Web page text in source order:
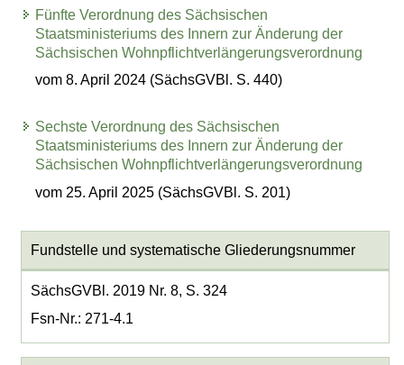
Fünfte Verordnung des Sächsischen
Staatsministeriums des Innern zur Änderung der
Sächsischen Wohnpflichtverlängerungsverordnung
vom 8. April 2024 (SächsGVBl. S. 440)
Sechste Verordnung des Sächsischen
Staatsministeriums des Innern zur Änderung der
Sächsischen Wohnpflichtverlängerungsverordnung
vom 25. April 2025 (SächsGVBl. S. 201)
Fundstelle und systematische Gliederungsnummer
SächsGVBl. 2019 Nr. 8, S. 324
Fsn-Nr.: 271-4.1